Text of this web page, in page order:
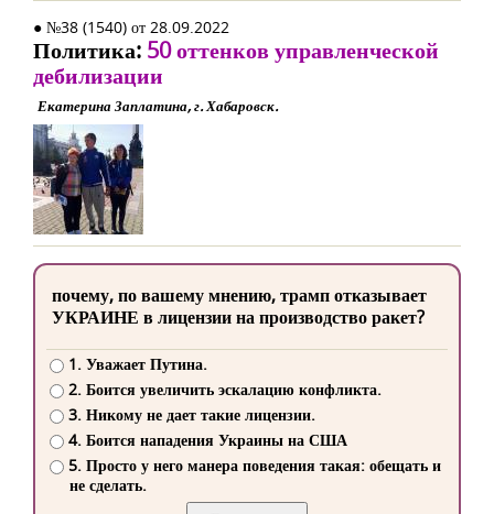
● №38 (1540) от 28.09.2022
Политика: 50 оттенков управленческой
дебилизации
Екатерина Заплатина, г. Хабаровск.
почему, по вашему мнению, трамп отказывает
УКРАИНЕ в лицензии на производство ракет?
1. Уважает Путина.
2. Боится увеличить эскалацию конфликта.
3. Никому не дает такие лицензии.
4. Боится нападения Украины на США
5. Просто у него манера поведения такая: обещать и
не сделать.